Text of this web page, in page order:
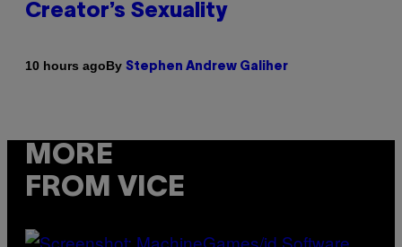
Creator’s Sexuality
10 hours agoBy Stephen Andrew Galiher
MORE
FROM VICE